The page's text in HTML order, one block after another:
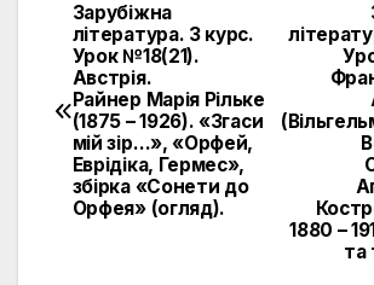
Навигация
по
записям
1880 –
та
Зарубіжна
література. 3 курс.
Урок №18(21).
Австрія.
Райнер Марія Рільке
(1875 – 1926). «Згаси
мій зір…», «Орфей,
Еврідіка, Гермес»,
збірка «Сонети до
Орфея» (огляд).